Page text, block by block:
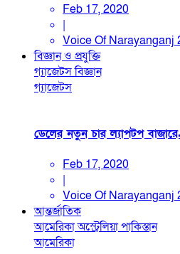
Feb 17, 2020
|
Voice Of Narayanganj
বিজ্ঞান ও প্রযুক্তি
গ্যাজেটসবিজ্ঞান
গ্যাজেটস
ডেলের নতুন চার ল্যাপটপ
Feb 17, 2020
|
Voice Of Narayanganj
আন্তর্জাতিক
আমেরিকাঅস্ট্রেলিয়াপাকিস্তান
আমেরিকা